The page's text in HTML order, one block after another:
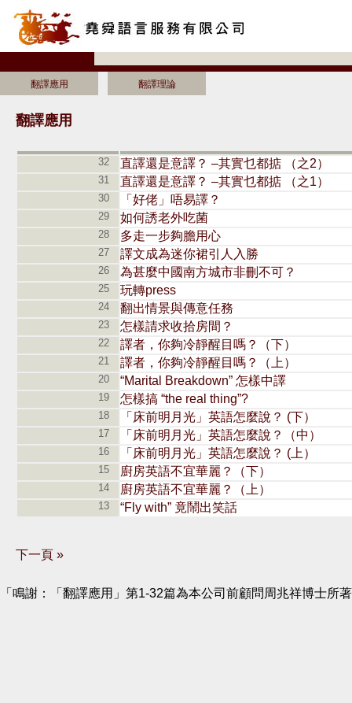
翻譯應用 翻譯理論
翻譯應用
32 直譯還是意譯？ –其實乜都掂 （之2）
31 直譯還是意譯？ –其實乜都掂 （之1）
30 「好佬」唔易譯？
29 如何誘老外吃菌
28 多走一步夠膽用心
27 譯文成為迷你裙引人入勝
26 為甚麼中國南方城市非刪不可？
25 玩轉press
24 翻出情景與傳意任務
23 怎樣請求收拾房間？
22 譯者，你夠冷靜醒目嗎？（下）
21 譯者，你夠冷靜醒目嗎？（上）
20 “Marital Breakdown” 怎樣中譯
19 怎樣搞 “the real thing”?
18 「床前明月光」英語怎麼說？ (下）
17 「床前明月光」英語怎麼說？（中）
16 「床前明月光」英語怎麼說？ (上）
15 廚房英語不宜華麗？（下）
14 廚房英語不宜華麗？（上）
13 “Fly with” 竟鬧出笑話
下一頁 »
「鳴謝：「翻譯應用」第1-32篇為本公司前顧問周兆祥博士所